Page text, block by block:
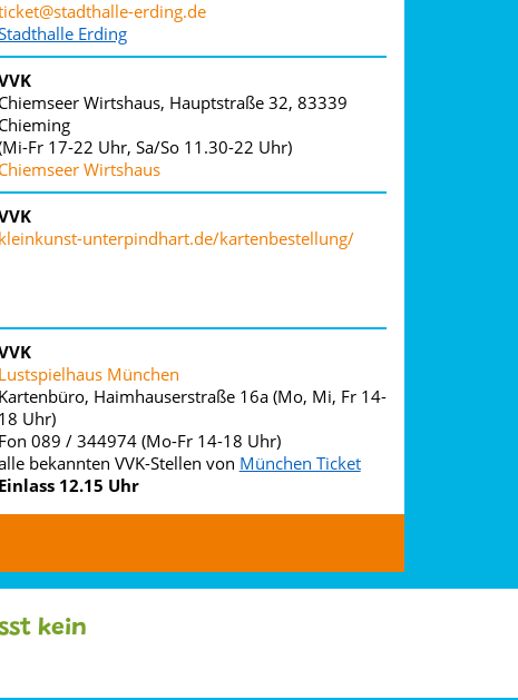
erding.de
Erding
Chiemseer Wirtshaus, Hauptstraße 32, 83339
Chieming
Fr 17-22 Uhr, Sa/So 11.30-22 Uhr)
Chiemseer Wirtshaus
kleinkunst-unterpindhart.de/kartenbestellung/
Lustspielhaus München
Kartenbüro, Haimhauserstraße 16a (Mo, Mi, Fr 14-
18 Uhr)
Fon 089 / 344974 (Mo-Fr 14-18 Uhr)
bekannten VVK-Stellen von München Ticket
Einlass 12.15 Uhr
kein